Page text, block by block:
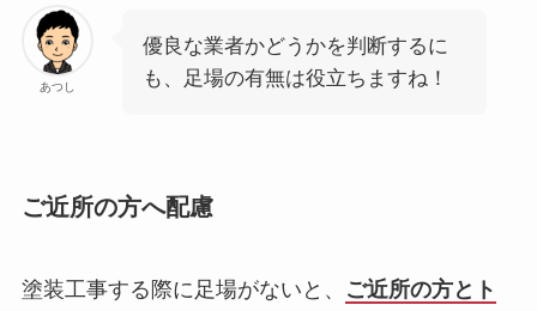
あつし
優良な業者かどうかを判断するに
も、足場の有無は役立ちますね！
ご近所の方へ配慮
塗装工事する際に足場がないと、
ご近所の方とト